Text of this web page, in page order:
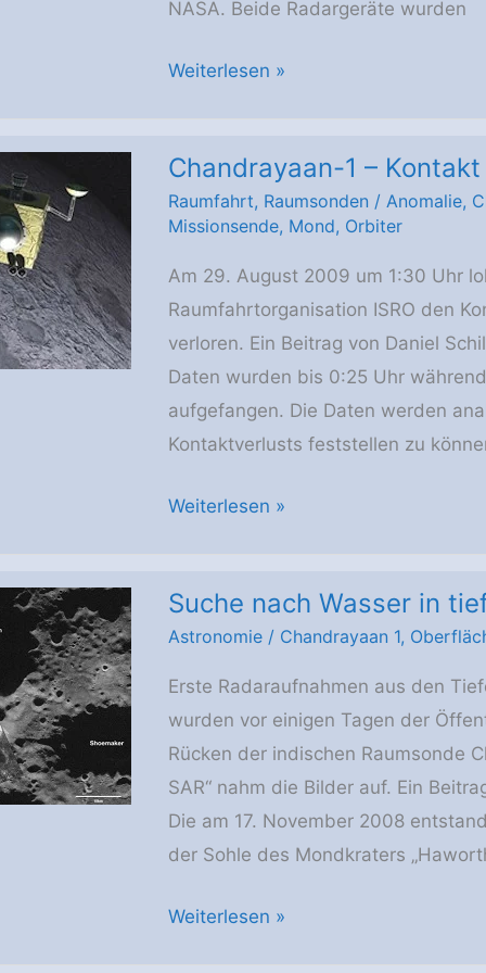
NASA. Beide Radargeräte wurden
Eissuche
auf
dem
Mond
nun
Solodisziplin
Weiterlesen »
Chandrayaan-1 –
Raumfahrt, Raumsonden / Anomalie,
Missionsende, Mond, Orbiter
Am 29. August 2009 um 1:30 Uhr
Raumfahrtorganisation ISRO den
verloren. Ein Beitrag von Daniel
Daten wurden bis 0:25 Uhr
aufgefangen. Die Daten werden
Kontaktverlusts feststellen zu
Chandrayaan-
Kontakt
verloren
Weiterlesen »
Suche nach Wasser in
Astronomie/ Chandrayaan 1,
Erste Radaraufnahmen aus den
wurden vor einigen Tagen der
Rücken der indischen Raumsonde
SAR“ nahm die Bilder auf. Ein
Die am 17. November 2008
der Sohle des Mondkraters
Suche
Weiterlesen »